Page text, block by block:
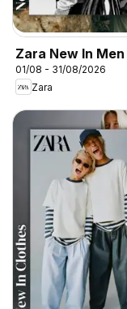
Zara New In Men
01/08 - 31/08/2026
Zara